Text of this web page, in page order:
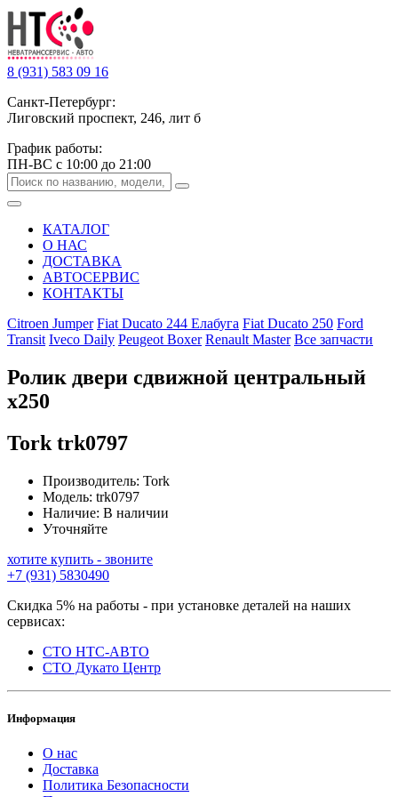
8 (931) 583 09 16
Санкт-Петербург:
Лиговский проспект, 246, лит б
График работы:
ПН-ВС с 10:00 до 21:00
КАТАЛОГ
О НАС
ДОСТАВКА
АВТОСЕРВИС
КОНТАКТЫ
Citroen Jumper Fiat Ducato 244 Елабуга Fiat Ducato 250 Ford
Transit Iveco Daily Peugeot Boxer Renault Master Все запчасти
Ролик двери сдвижной центральный
x250
Tork trk0797
Производитель: Tork
Модель: trk0797
Наличие: В наличии
Уточняйте
хотите купить - звоните
+7 (931) 5830490
Скидка 5% на работы - при установке деталей на наших
сервисах:
СТО НТС-АВТО
СТО Дукато Центр
Информация
О нас
Доставка
Политика Безопасности